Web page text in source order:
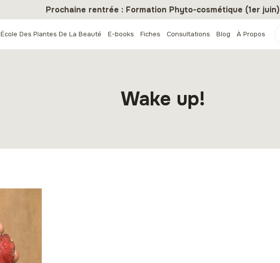
Prochaine rentrée : Formation Phyto-cosmétique (1er juin)
École Des Plantes De La Beauté E-books Fiches Consultations Blog À Propos
Wake up!